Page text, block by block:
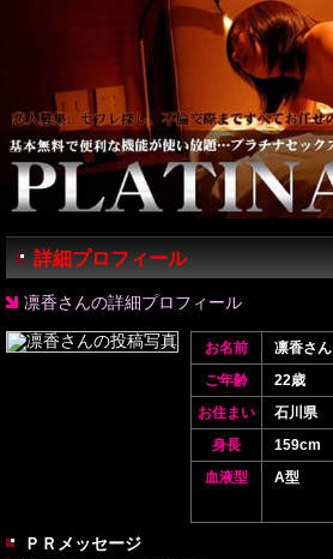
詳細プロフィール
凛香さんの詳細プロフィール
お名前 凛香さん
ご年齢
22歳
お住まい
石川県
身長
159cm
血液型
A型
ＰＲメッセージ